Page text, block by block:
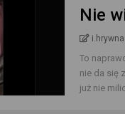
Nie
i.hrywna
To
nie da się
już nie